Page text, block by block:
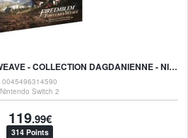
FIRE EMBLEM: FORTUNE'S WEAVE - COLLECTION DAGDANIENNE - NINTENDO SWITCH 2
0045496314590
Nintendo Switch 2
119.99€
314 Points